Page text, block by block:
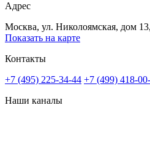
Адрес
Москва, ул. Николоямская, дом
Показать на карте
Контакты
+7 (495) 225-34-44 +7 (499) 418-
Наши каналы